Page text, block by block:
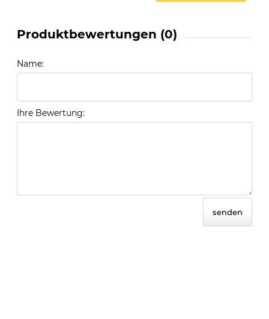
Produktbewertungen (0)
Name:
Ihre Bewertung:
senden